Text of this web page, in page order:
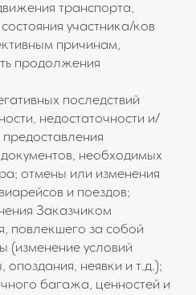
транспорта,
участника/ков
причинам,
продолжения
последствий
недостаточности и/
необходимых
отмены или изменения
и поездов;
Заказчиком
повлекшего за собой
(изменение условий
неявки и т.д.);
багажа, ценностей и